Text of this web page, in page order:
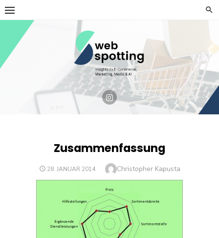
Skip
to
content
Zusammenfassung
POSTED
28. JANUAR 2014 Author
Christopher Kapusta